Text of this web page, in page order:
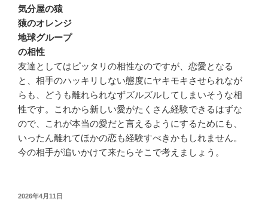
気分屋の猿
猿のオレンジ
地球グループ
の相性
友達としてはピッタリの相性なのですが、恋愛となる
と、相手のハッキリしない態度にヤキモキさせられなが
らも、どうも離れられなずズルズルしてしまいそうな相
性です。これから新しい愛がたくさん経験できるはずな
ので、これが本当の愛だと言えるようにするためにも、
いったん離れてほかの恋も経験すべきかもしれません。
今の相手が追いかけて来たらそこで考えましょう。
投
2026年4月11日